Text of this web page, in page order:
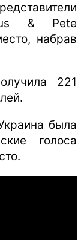
& Pete
набрав
221
была
голоса